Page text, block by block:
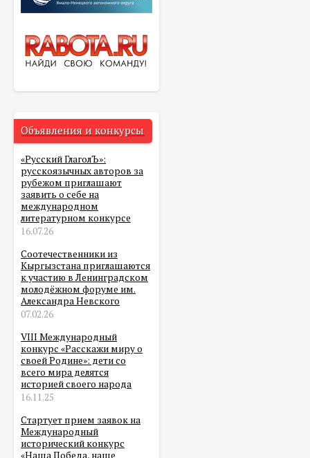
Объявления и конкурсы
«Русский ГлаголЪ»:
русскоязычных авторов за
рубежом приглашают
заявить о себе на
международном
литературном конкурсе
16.07.26
Соотечественники из
Кыргызстана приглашаются
к участию в Ленинградском
молодёжном форуме им.
Александра Невского
07.02.26
VIII Международный
конкурс «Расскажи миру о
своей Родине»: дети со
всего мира делятся
историей своего народа
16.11.25
Стартует прием заявок на
Международный
исторический конкурс
«Наша Победа, наше